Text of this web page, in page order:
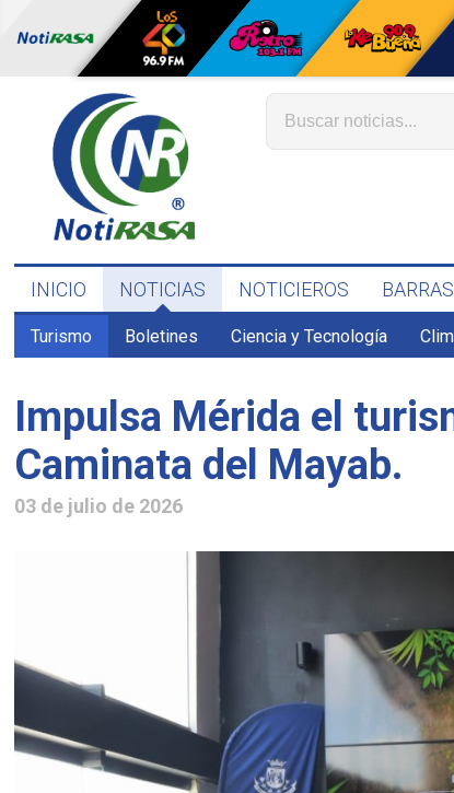
INICIO NOTICIAS NOTICIEROS
Turismo Boletines Ciencia y Tecnología
Impulsa Mérida el
Caminata del Mayab.
03 de julio de 2026